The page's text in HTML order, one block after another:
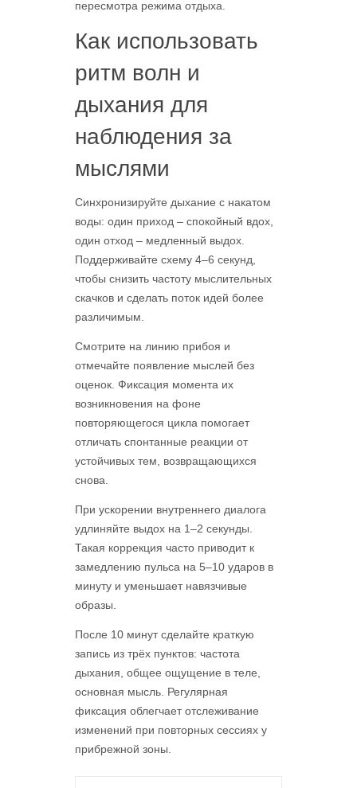
пересмотра режима отдыха.
Как использовать
ритм волн и
дыхания для
наблюдения за
мыслями
Синхронизируйте дыхание с накатом
воды: один приход – спокойный вдох,
один отход – медленный выдох.
Поддерживайте схему 4–6 секунд,
чтобы снизить частоту мыслительных
скачков и сделать поток идей более
различимым.
Смотрите на линию прибоя и
отмечайте появление мыслей без
оценок. Фиксация момента их
возникновения на фоне
повторяющегося цикла помогает
отличать спонтанные реакции от
устойчивых тем, возвращающихся
снова.
При ускорении внутреннего диалога
удлиняйте выдох на 1–2 секунды.
Такая коррекция часто приводит к
замедлению пульса на 5–10 ударов в
минуту и уменьшает навязчивые
образы.
После 10 минут сделайте краткую
запись из трёх пунктов: частота
дыхания, общее ощущение в теле,
основная мысль. Регулярная
фиксация облегчает отслеживание
изменений при повторных сессиях у
прибрежной зоны.